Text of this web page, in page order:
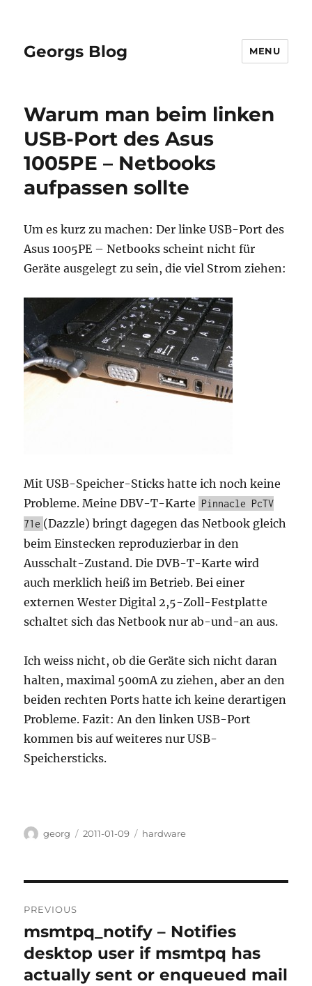
Georgs Blog MENU
Warum man beim linken
USB-Port des Asus
1005PE – Netbooks
aufpassen sollte
Um es kurz zu machen: Der linke USB-Port des
Asus 1005PE – Netbooks scheint nicht für
Geräte ausgelegt zu sein, die viel Strom ziehen:
Mit USB-Speicher-Sticks hatte ich noch keine
Probleme. Meine DBV-T-Karte Pinnacle PcTV
71e (Dazzle) bringt dagegen das Netbook gleich
beim Einstecken reproduzierbar in den
Ausschalt-Zustand. Die DVB-T-Karte wird
auch merklich heiß im Betrieb. Bei einer
externen Wester Digital 2,5-Zoll-Festplatte
schaltet sich das Netbook nur ab-und-an aus.
Ich weiss nicht, ob die Geräte sich nicht daran
halten, maximal 500mA zu ziehen, aber an den
beiden rechten Ports hatte ich keine derartigen
Probleme. Fazit: An den linken USB-Port
kommen bis auf weiteres nur USB-
Speichersticks.
Author
georg
Posted
2011-01-09 Categories
hardware
navigation
PREVIOUS
Previous
post:
msmtpq_notify – Notifies
desktop user if msmtpq has
actually sent or enqueued mail